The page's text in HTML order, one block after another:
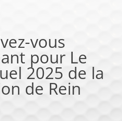
vous
pour Le
2025 de la
de Rein